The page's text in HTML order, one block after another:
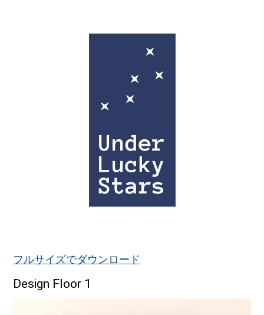
フルサイズでダウンロード
Design Floor 1